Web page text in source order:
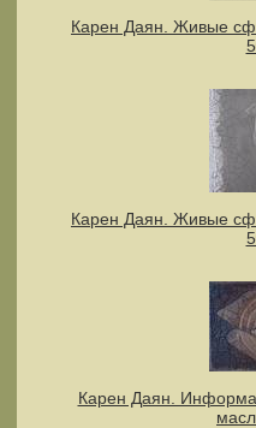
Карен Даян. Живые
Карен Даян. Живые
Карен Даян.